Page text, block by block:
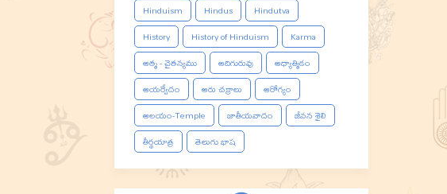
Hinduism
Hindus
Hindutva
History
History of Hinduism
Karma
ఆత్మ - చైతన్యము
ఆదిగురువు
ఆధ్యాత్మికం
ఆయర్వేదం
ఆరు చక్రాలు
ఆరోగ్యం
ఆలయం-Temple
జాతీయవాదం
జీవన శైలి
తీర్థయాత్ర
తెలుగు భాష